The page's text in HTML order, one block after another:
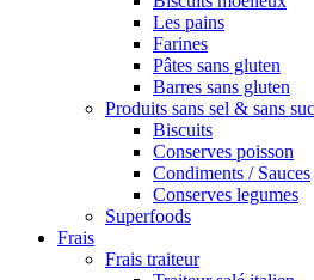
Les pains
Farines
Pâtes sans gluten
Barres sans gluten
Produits sans sel & sans
Biscuits
Conserves poisson
Condiments / Sauces
Conserves legumes
Superfoods
Frais
Frais traiteur